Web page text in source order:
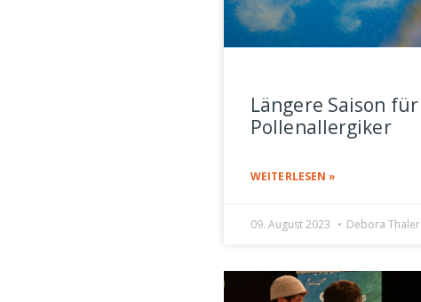
Längere Saison für
Pollenallergiker
WEITERLESEN »
09. August 2023 Debora Thaler